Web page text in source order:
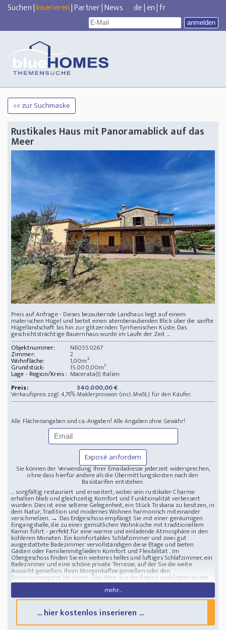
Suchen|Inserieren|Partner|News de|en|fr
<< zur Suchmaske
Rustikales Haus mit Panoramablick auf das
Meer
Preis auf Anfrage - Dieses bezaubernde Landhaus liegt auf einem
malerischen Hügel und bietet einen atemberaubenden Blick über die sanfte
Hügellandschaft bis hin zur glitzernden Tyrrhenischen Küste. Das
geschichtsträchtige Bauernhaus wurde im Laufe der Zeit ...
Objektnummer:
N60550267
Zimmer: 2
Wohnfläche: 1,00m²
Grundstück: 15.000,00m²
Lage - Region/Kreis : Macerata(I) Italien
Preis:
340.000,00 €
Verkaufspreis zzgl. 4,76% Maklerprovision (incl. MwSt.) für den Käufer.
Alle Flächenangaben sind ca.-Angaben! Alle Angaben ohne Gewähr!
Exposé anfordern
Sie können der Verwendung Ihrer Emailadresse jederzeit widersprechen,
ohne dass hierfür andere als die Übermittlungskosten nach den
Basistarifen entstehen.
... sorgfältig restauriert und erweitert, wobei sein rustikaler Charme
erhalten blieb und gleichzeitig Komfort und Funktionalität verbessert
wurden. Dies ist eine seltene Gelegenheit, ein Stück Toskana zu besitzen, in
dem Natur, Tradition und modernes Wohnen harmonisch miteinander
verschmelzen. → Das Erdgeschoss empfängt Sie mit einer geräumigen
Eingangshalle, die zu einer gemütlichen Wohnküche mit traditionellem
Kamin führt - perfekt für eine warme und einladende Atmosphäre in den
kühleren Monaten. Ein komfortables Schlafzimmer und zwei gut
ausgestattete Badezimmer vervollständigen diese Etage und bieten
Gästen oder Familienmitgliedern Komfort und Flexibilität . Im
Obergeschoss finden Sie ein weiteres helles und luftiges Schlafzimmer, ein
Badezimmer und eine schöne private Terrasse, auf der Sie die weite
Aussicht genießen, Ihren Morgenkaffee genießen oder den
Sonnenuntergang bei einem Glas Wein aus der Region ausklingen lassen
können. → Ein halbunterirdischer Keller bietet zusätzlichen Stauraum und
kann als Weinkeller, Werkstatt oder sogar als Entspannungsbereich
genutzt werden. Die dicken Steinmauern, Holzbalken und Terrakottaböden
des Anwesens zeugen vom authentischen toskanischen Erbe und sorgen
gleichzeitig für eine zeitlose Ästhetik. → Das Anwesen ist von einem
15.000 m² großen Grundstück umgeben, das das Haus in natürlicher
Schönheit umgibt. 95 Olivenbäume bieten hervorragende Möglichkeiten
mehr...
... hier kostenlos inserieren ...